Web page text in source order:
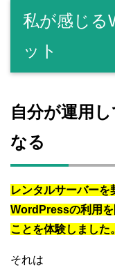
私が感じる
ット
自分が運用
なる
レンタルサーバーを
WordPressの利用を
ことを体験しました。
それは